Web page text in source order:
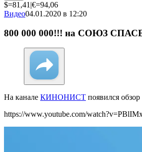
$=81,41 |€=94,06
Видео04.01.2020 в 12:20
800 000 000!!! на СОЮЗ
На канале КИНОНИСТ появился
https://www.youtube.com/